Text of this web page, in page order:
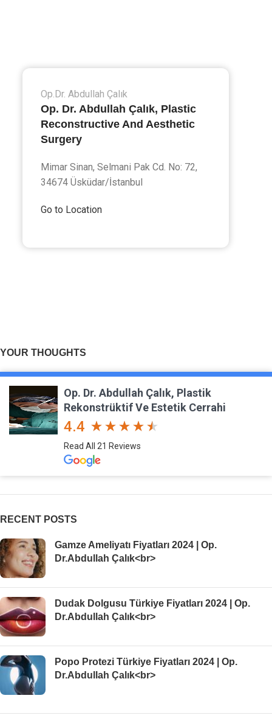
Op.Dr. Abdullah Çalık
Op. Dr. Abdullah Çalık, Plastic
Reconstructive And Aesthetic
Surgery
Mimar Sinan, Selmani Pak Cd. No: 72,
34674 Üsküdar/İstanbul
Go to Location
YOUR THOUGHTS
Op. Dr. Abdullah Çalık, Plastik
Rekonstrüktif Ve Estetik Cerrahi
4.4
Read All 21 Reviews
RECENT POSTS
Gamze Ameliyatı Fiyatları 2024 | Op.
Dr.Abdullah Çalık<br>
Dudak Dolgusu Türkiye Fiyatları 2024 | Op.
Dr.Abdullah Çalık<br>
Popo Protezi Türkiye Fiyatları 2024 | Op.
Dr.Abdullah Çalık<br>